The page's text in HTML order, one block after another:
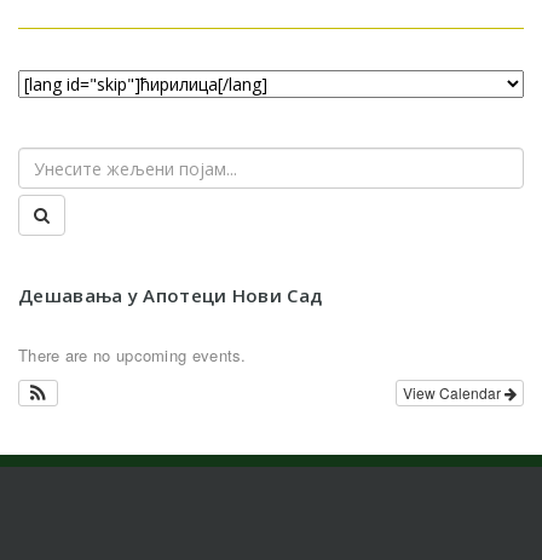
Дешавања у Апотеци Нови Сад
There are no upcoming events.
View Calendar